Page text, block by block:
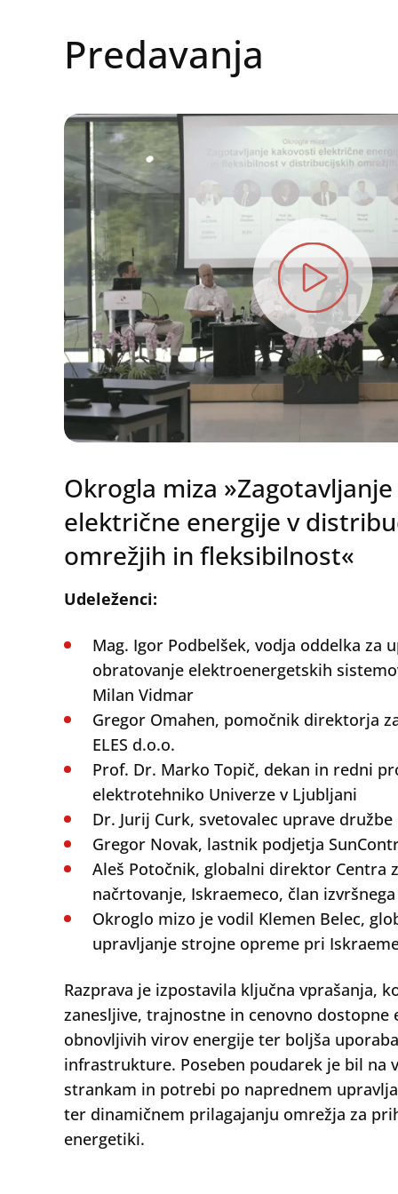
Predavanja
Okrogla miza
električne energije v
omrežjih in fleksibilnost«
Udeleženci:
Mag. Igor Podbelšek, vodja oddelka za
obratovanje elektroenergetskih
Milan Vidmar
Gregor Omahen, pomočnik direktorja
ELES d.o.o.
Prof. Dr. Marko Topič, dekan in redni
elektrotehniko Univerze v Ljubljani
Dr. Jurij Curk, svetovalec uprave
Gregor Novak, lastnik podjetja
Aleš Potočnik, globalni direktor Centra
načrtovanje, Iskraemeco, član izvršnega
Okroglo mizo je vodil Klemen Belec,
upravljanje strojne opreme pri
Razprava je izpostavila ključna vprašanja,
zanesljive, trajnostne in cenovno dostopne
obnovljivih virov energije ter boljša
infrastrukture. Poseben poudarek je bil na
strankam in potrebi po naprednem
ter dinamičnem prilagajanju omrežja za
energetiki.